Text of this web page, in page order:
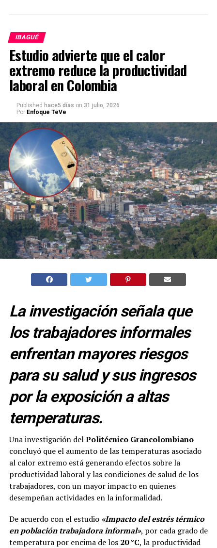
IBAGUÉ
Estudio advierte que el calor
extremo reduce la productividad
laboral en Colombia
Published hace5 días on 31 julio, 2026
Por Enfoque TeVe
La investigación señala que
los trabajadores informales
enfrentan mayores riesgos
para su salud y sus ingresos
por la exposición a altas
temperaturas.
Una investigación delPolitécnico Grancolombiano
concluyó que el aumento de las temperaturas asociado
al calor extremo está generando efectos sobre la
productividad laboral y las condiciones de salud de los
trabajadores, con un mayor impacto en quienes
desempeñan actividades en la informalidad.
De acuerdo con el estudio «Impacto del estrés térmico
en población trabajadora informal», por cada grado de
temperatura por encima de los 20 °C, la productividad